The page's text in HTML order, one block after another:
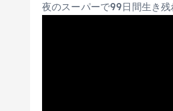
夜のスーパーで99日間生き